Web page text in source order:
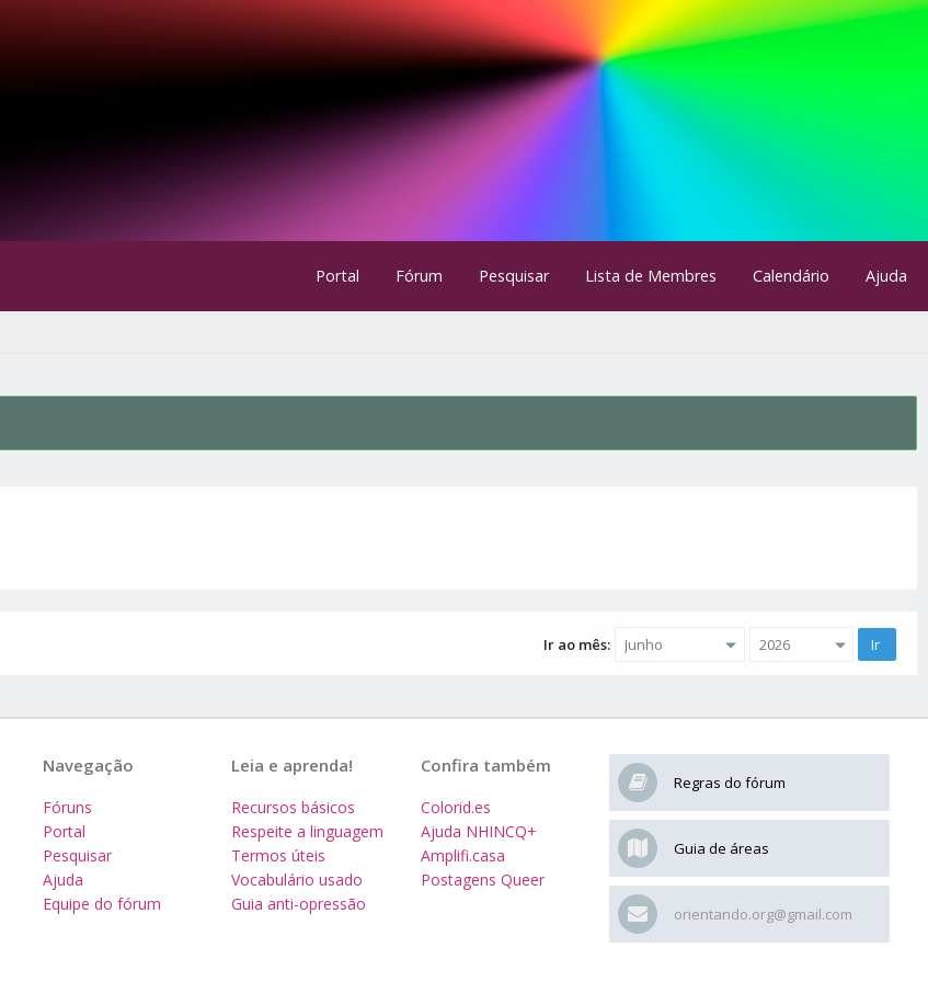
Portal Fórum Pesquisar Lista de Membres Calendário Ajuda
Ir ao mês:
Regras do fórum
Guia de áreas
orientando.org@gmail.com
Confira também
Colorid.es
Ajuda NHINCQ+
Amplifi.casa
Postagens Queer
Leia e aprenda!
Recursos básicos
Respeite a linguagem
Termos úteis
Vocabulário usado
Guia anti-opressão
Navegação
Fóruns
Portal
Pesquisar
Ajuda
Equipe do fórum